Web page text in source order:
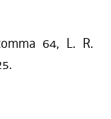
64, L. R.